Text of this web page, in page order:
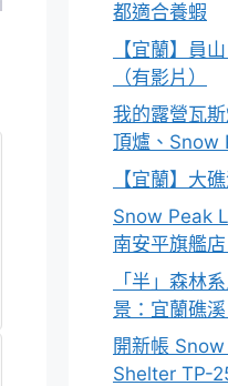
都適合養蝦
【宜蘭】員
（有影片）
我的露營瓦
頂爐、Snow
【宜蘭】大
Snow Peak
南安平旗艦
「半」森林
景：宜蘭礁
開新帳
Shelter TP-